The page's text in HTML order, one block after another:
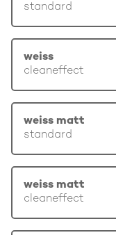
standard
weiss
cleaneffect
weiss matt
standard
weiss matt
cleaneffect